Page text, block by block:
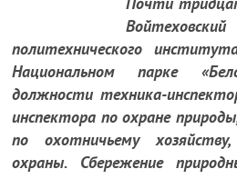
политехнического
Национальном парке
должности техника-
инспектора по охране
по охотничьему
охраны. Сбережение